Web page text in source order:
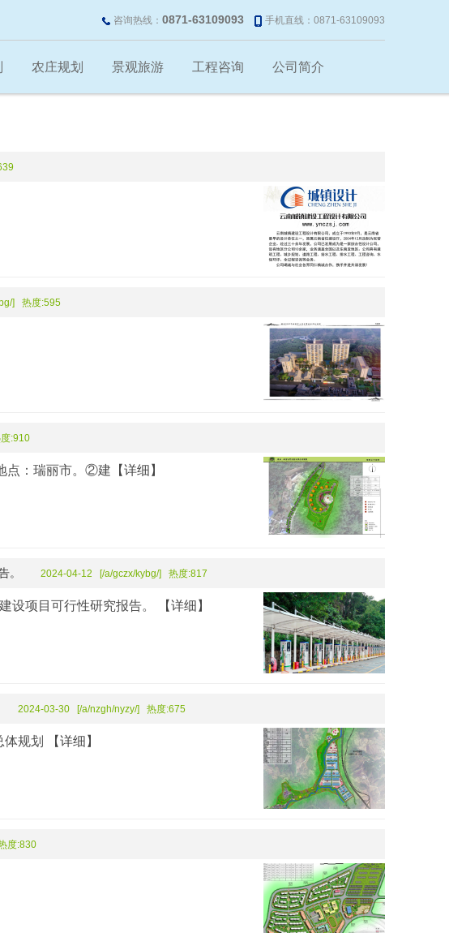
咨询热线： 0871-63109093 手机直线：0871-63109093
农庄规划 景观旅游 工程咨询 公司简介
] 热度:595
:910
点：瑞丽市。②建 【详细】
。 2024-04-12 [/a/gczx/kybg/] 热度:817
设项目可行性研究报告。 【详细】
2024-03-30 [/a/nzgh/nyzy/] 热度:675
规划 【详细】
度:830